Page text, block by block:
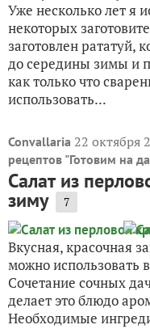
Уже несколько лет я
некоторых
заготовлен рататуй,
до середины зимы и
как только что
использовать...
Convallaria 22 октября
рецептов "Готовим на
Салат из
зиму 7
Вкусная, красочная
можно использовать
Сочетание сочных
делает это блюдо
Необходимые